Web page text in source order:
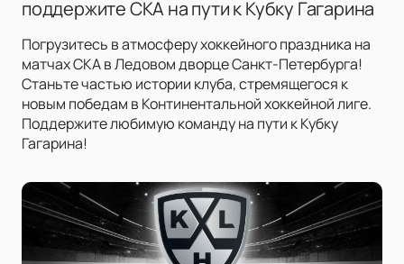
поддержите СКА на пути к Кубку Гагарина
Погрузитесь в атмосферу хоккейного праздника на
матчах СКА в Ледовом дворце Санкт-Петербурга!
Станьте частью истории клуба, стремящегося к
новым победам в Континентальной хоккейной лиге.
Поддержите любимую команду на пути к Кубку
Гагарина!